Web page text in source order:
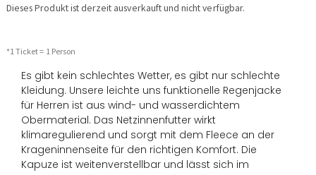
Dieses Produkt ist derzeit ausverkauft und nicht verfügbar.
*1 Ticket = 1 Person
Es gibt kein schlechtes Wetter, es gibt nur schlechte
Kleidung. Unsere leichte uns funktionelle Regenjacke
für Herren ist aus wind- und wasserdichtem
Obermaterial. Das Netzinnenfutter wirkt
klimaregulierend und sorgt mit dem Fleece an der
Krageninnenseite für den richtigen Komfort. Die
Kapuze ist weitenverstellbar und lässt sich im